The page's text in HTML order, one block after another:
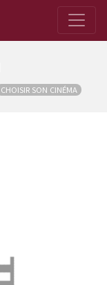
CHOISIR SON CINÉMA